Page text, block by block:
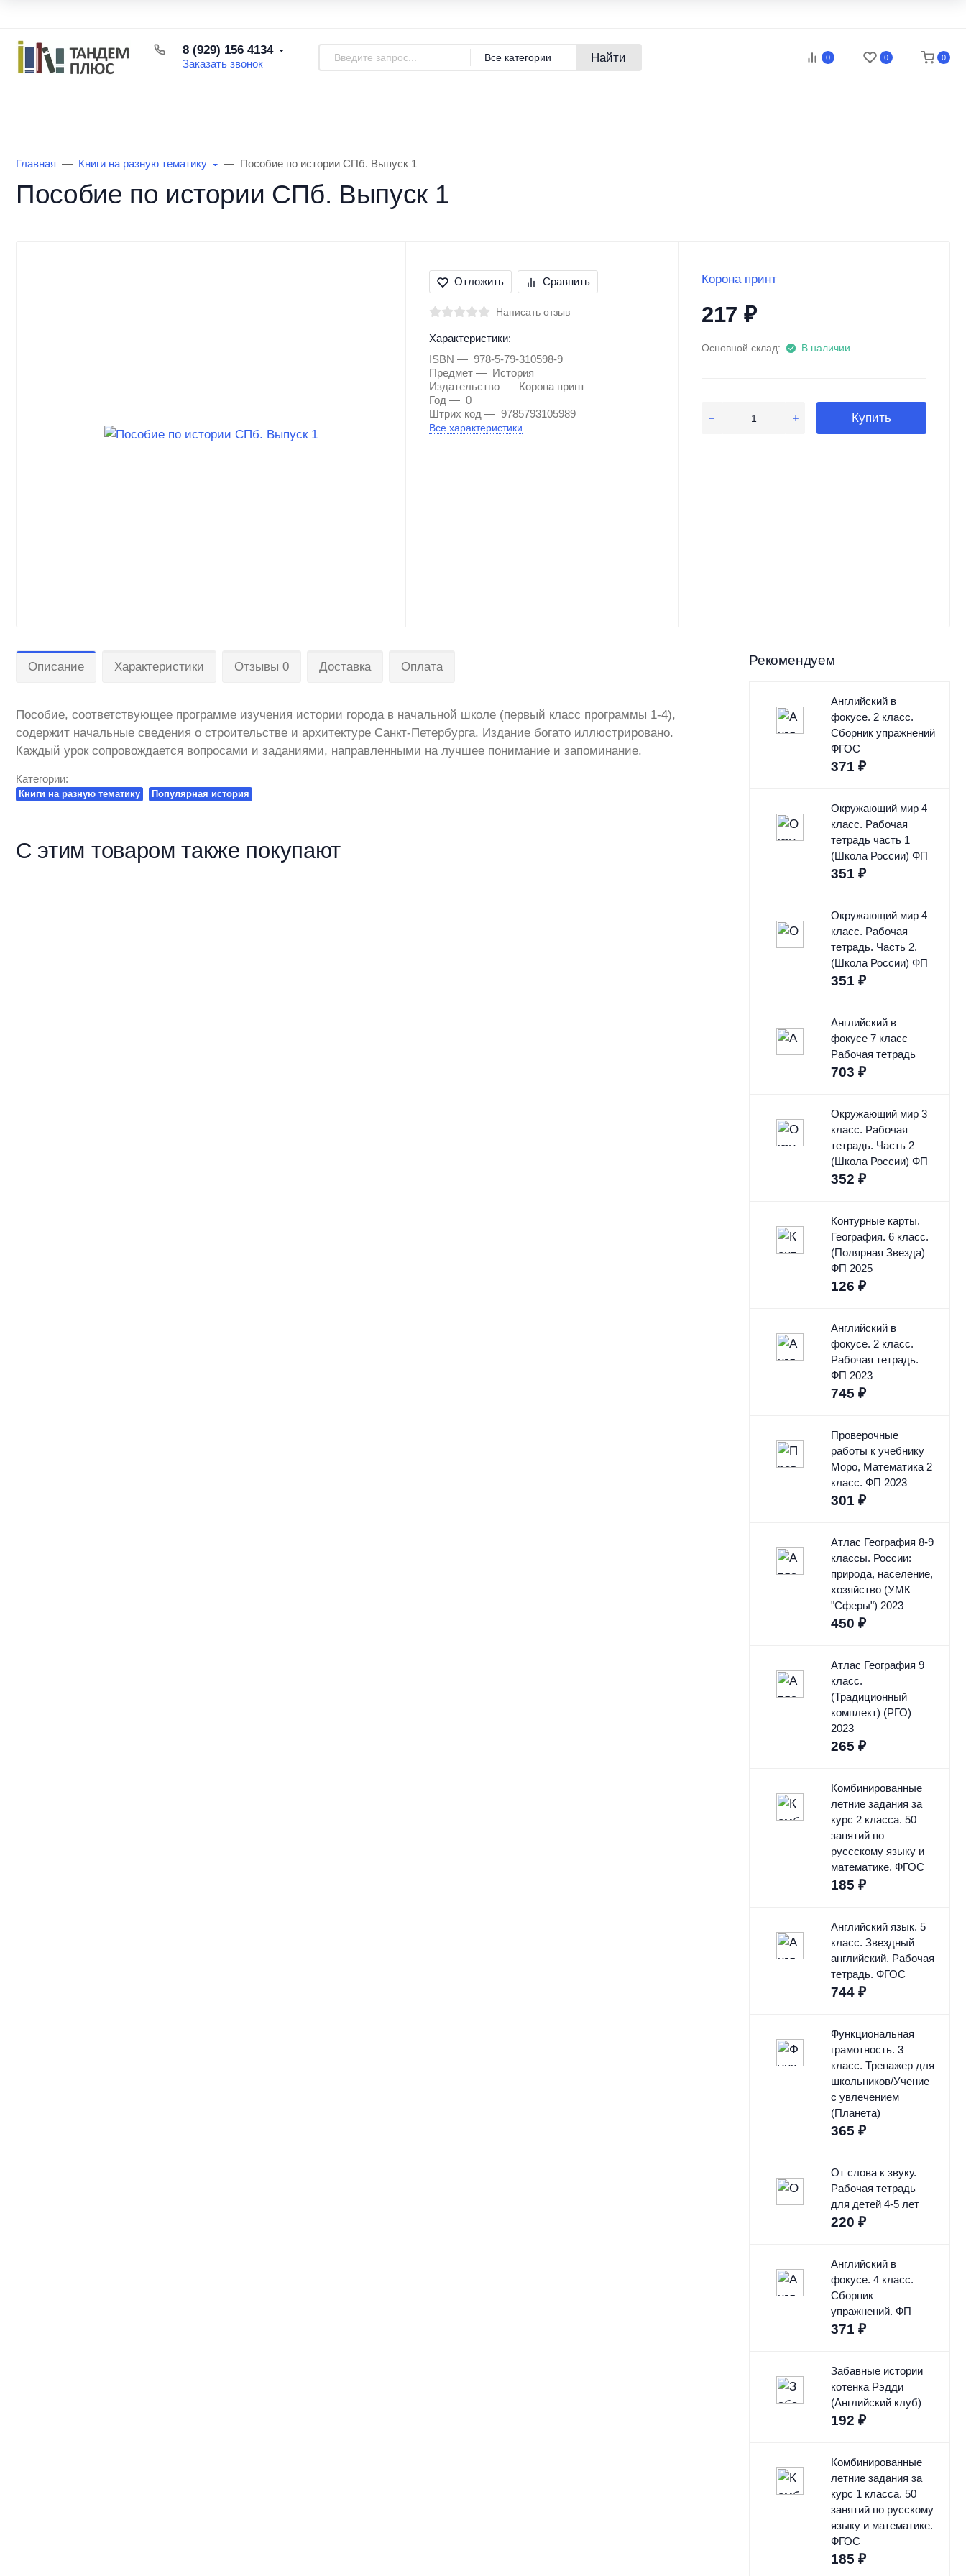
8 (929) 156 4134
Заказать звонок Все категории Найти 0 0 0
Главная Книги на разную тематику Пособие по истории СПб. Выпуск 1
Пособие по истории СПб. Выпуск 1
Отложить Сравнить
Написать отзыв
Характеристики:
ISBN
978-5-79-310598-9
Предмет
История
Издательство
Корона принт
Год
0
Штрих код
9785793105989
Все характеристики
Корона принт
217 ₽
Основной склад: В наличии
Купить
Описание Характеристики Отзывы 0 Доставка Оплата
Пособие, соответствующее программе изучения истории города в начальной школе (первый класс программы 1-4),
содержит начальные сведения о строительстве и архитектуре Санкт-Петербурга. Издание богато иллюстрировано.
Каждый урок сопровождается вопросами и заданиями, направленными на лучшее понимание и запоминание.
Категории:
Книги на разную тематику Популярная история
С этим товаром также покупают
Рекомендуем
Английский в
фокусе. 2 класс.
Сборник упражнений
ФГОС
371 ₽
Окружающий мир 4
класс. Рабочая
тетрадь часть 1
(Школа России) ФП
351 ₽
Окружающий мир 4
класс. Рабочая
тетрадь. Часть 2.
(Школа России) ФП
351 ₽
Английский в
фокусе 7 класс
Рабочая тетрадь
703 ₽
Окружающий мир 3
класс. Рабочая
тетрадь. Часть 2
(Школа России) ФП
352 ₽
Контурные карты.
География. 6 класс.
(Полярная Звезда)
ФП 2025
126 ₽
Английский в
фокусе. 2 класс.
Рабочая тетрадь.
ФП 2023
745 ₽
Проверочные
работы к учебнику
Моро, Математика 2
класс. ФП 2023
301 ₽
Атлас География 8-9
классы. России:
природа, население,
хозяйство (УМК
"Сферы") 2023
450 ₽
Атлас География 9
класс.
(Традиционный
комплект) (РГО)
2023
265 ₽
Комбинированные
летние задания за
курс 2 класса. 50
занятий по
руссскому языку и
математике. ФГОС
185 ₽
Английский язык. 5
класс. Звездный
английский. Рабочая
тетрадь. ФГОС
744 ₽
Функциональная
грамотность. 3
класс. Тренажер для
школьников/Учение
с увлечением
(Планета)
365 ₽
От слова к звуку.
Рабочая тетрадь
для детей 4-5 лет
220 ₽
Английский в
фокусе. 4 класс.
Сборник
упражнений. ФП
371 ₽
Забавные истории
котенка Рэдди
(Английский клуб)
192 ₽
Комбинированные
летние задания за
курс 1 класса. 50
занятий по русскому
языку и математике.
ФГОС
185 ₽